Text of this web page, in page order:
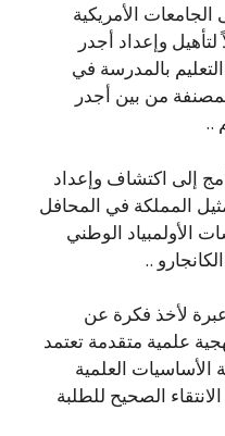
الجامعات الأمريكية
لتأهيل وإعداد أجدر
بالمدرسة في
من بين أجدر
..
إلى اكتشاف وإعداد
المملكة في المحافل
الأولمبياد الوطني
..
لأخذ فكرة عن
علمية متقدمة تعتمد
الأساسيات العلمية
الصحيح للطلبة